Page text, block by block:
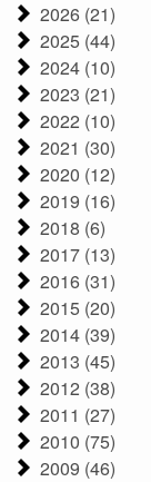
2026 (21)
2025 (44)
2024 (10)
2023 (21)
2022 (10)
2021 (30)
2020 (12)
2019 (16)
2018 (6)
2017 (13)
2016 (31)
2015 (20)
2014 (39)
2013 (45)
2012 (38)
2011 (27)
2010 (75)
2009 (46)